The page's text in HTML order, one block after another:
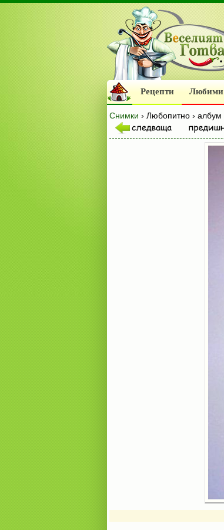
Рецепти Любими
Снимки › Любопитно › албум